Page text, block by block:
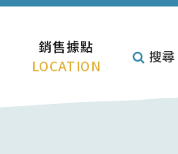
銷售據點
LOCATION
搜尋